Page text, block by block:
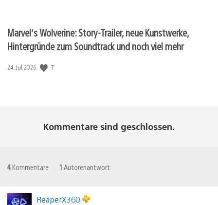
Marvel‘s Wolverine: Story-Trailer, neue Kunstwerke,
Hintergründe zum Soundtrack und noch viel mehr
Veröffentlichungsdatum:
24. Jul 2026 7
Kommentare sind geschlossen.
4 Kommentare 1 Autorenantwort
ReaperX360